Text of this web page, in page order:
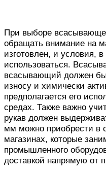
При выборе
обращать внимание на
изготовлен, и условия,
использоваться.
всасывающий должен
износу и химически
предполагается его
средах. Также важно
рукав должен
мм можно приобрести в
магазинах, которые
промышленного
доставкой напрямую от